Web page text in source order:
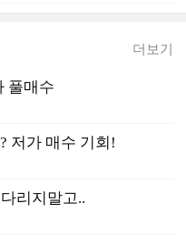
더보기
풀매수
저가 매수 기회!
리지말고..